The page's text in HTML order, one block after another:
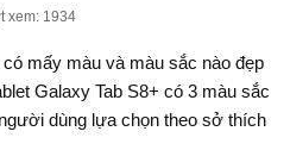
xem: 1934
mấy màu và màu sắc nào đẹp
Galaxy Tab S8+ có 3 màu sắc
dùng lựa chọn theo sở thích